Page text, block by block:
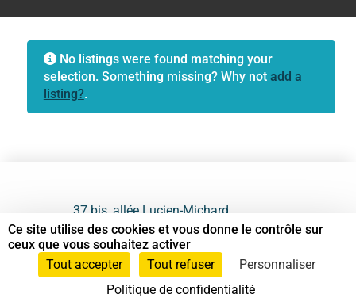
No listings were found matching your
selection. Something missing? Why not add a
listing?.
37 bis, allée Lucien-Michard
93190 Livry-Gargan
06 61 87 28 09
Ce site utilise des cookies et vous donne le contrôle sur
ceux que vous souhaitez activer
Tout accepter
Tout refuser
Personnaliser
Politique de confidentialité